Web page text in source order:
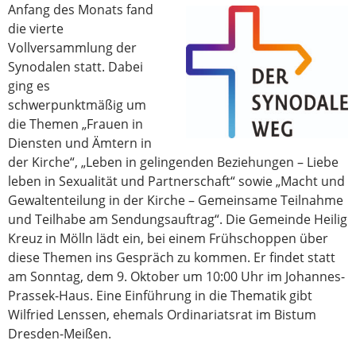
Anfang des Monats fand
die vierte
Vollversammlung der
Synodalen statt. Dabei
ging es
schwerpunktmäßig um
die Themen „Frauen in
Diensten und Ämtern in
der Kirche“, „Leben in gelingenden Beziehungen – Liebe
leben in Sexualität und Partnerschaft“ sowie „Macht und
Gewaltenteilung in der Kirche – Gemeinsame Teilnahme
und Teilhabe am Sendungsauftrag“. Die Gemeinde Heilig
Kreuz in Mölln lädt ein, bei einem Frühschoppen über
diese Themen ins Gespräch zu kommen. Er findet statt
am Sonntag, dem 9. Oktober um 10:00 Uhr im Johannes-
Prassek-Haus. Eine Einführung in die Thematik gibt
Wilfried Lenssen, ehemals Ordinariatsrat im Bistum
Dresden-Meißen.